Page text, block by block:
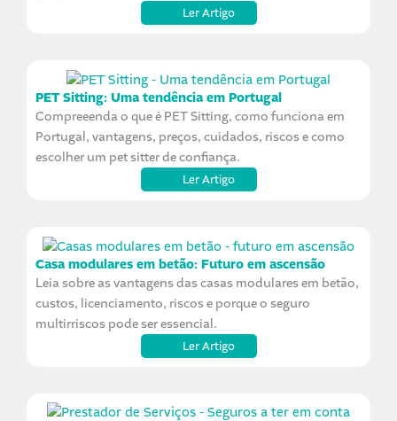
Ler Artigo
PET Sitting: Uma tendência em Portugal
Compreeenda o que é PET Sitting, como funciona em
Portugal, vantagens, preços, cuidados, riscos e como
escolher um pet sitter de confiança.
Ler Artigo
Casa modulares em betão: Futuro em ascensão
Leia sobre as vantagens das casas modulares em betão,
custos, licenciamento, riscos e porque o seguro
multirriscos pode ser essencial.
Ler Artigo